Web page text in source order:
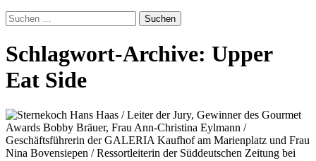
Suchen
nach:
Schlagwort-Archive: Upper
Eat Side